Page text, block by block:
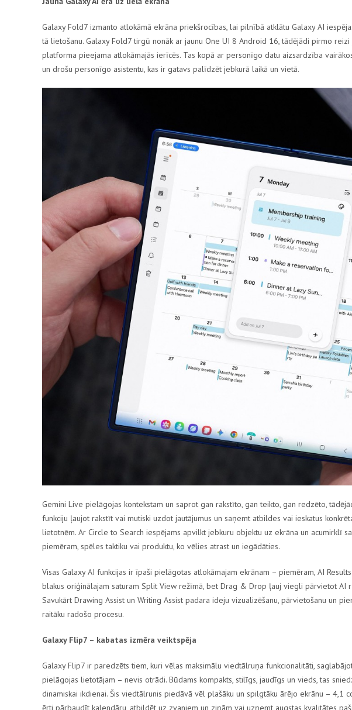
Galaxy Fold7 izmanto atlokāmā ekrāna priekšrocības, lai pilnībā atklātu Galaxy AI
tā lietošanu. Galaxy Fold7tirgū nonāk ar jaunu One UI 8 Android 16, tādējādi pirmo
platforma pieejama atlokāmajās ierīcēs. Tas kopā ar personīgo datu aizsardzība
un drošu personīgo asistentu, kas ir gatavs palīdzēt jebkurā laikā un vietā.
Gemini Live pielāgojas kontekstam un saprot gan rakstīto, gan teikto, gan redzēto,
funkciju ļaujot rakstīt vai mutiski uzdot jautājumus un saņemt atbildes vai ieskatus
lietotnēm. Ar Circle to Search iespējams apvilkt jebkuru objektu uz ekrāna un acumirklī
piemēram, spēles taktiku vai produktu, ko vēlies atrast un iegādāties.
Visas Galaxy AI funkcijas ir īpaši pielāgotas atlokāmajam ekrānam – piemēram, AI
blakus oriģinālajam saturam Split View režīmā, bet Drag & Drop ļauj viegli pārvietot AI
Savukārt Drawing Assist un Writing Assist padara ideju vizualizēšanu, pārvietošanu un
raitāku radošo procesu.
Galaxy Flip7 – kabatas izmēra veiktspēja
Galaxy Flip7 ir paredzēts tiem, kuri vēlas maksimālu viedtālruņa funkcionalitāti,
pielāgojas lietotājam – nevis otrādi. Būdams kompakts, stilīgs, jaudīgs un vieds, tas
dinamiskai ikdienai. Šis viedtālrunis piedāvā vēl plašāku un spilgtāku ārējo ekrānu – 4,1
ērti pārbaudīt kalendāru, atbildēt uz zvaniem un ziņām vai uzņemt augstas kvalitātes